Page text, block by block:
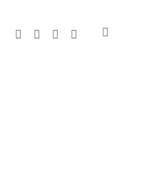
facebookinstagrambandcamp
spotify